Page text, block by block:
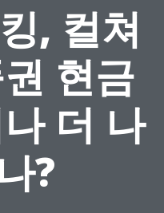
, 컬쳐
현금
더 나
?